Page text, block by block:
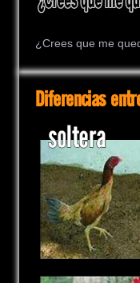
¿Crees que me
Diferencias